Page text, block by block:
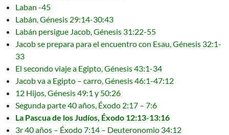
Laban -45
Labán, Génesis 29:14-30:43
Labán persigue Jacob, Génesis 31:22-55
Jacob se prepara para el encuentro con Esau, Génesis 32:1-
33
El secondo viaje a Egipto, Génesis 43:1-34
Jacob va a Egipto – carro, Génesis 46:1-47:12
12 Hijos, Génesis 49:1 y 50:26
Segunda parte 40 años, Éxodo 2:17 – 7:6
La Pascua de los Judíos, Éxodo 12:13-13:16
3r 40 años – Éxodo 7:14 – Deuteronomio 34:12